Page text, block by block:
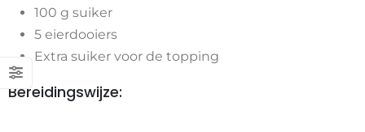
100 g suiker
5 eierdooiers
Extra suiker voor de topping
Bereidingswijze: